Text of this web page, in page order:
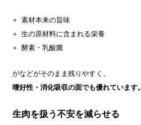
素材本来の旨味
生の原材料に含まれる栄養
酵素・乳酸菌
がなどがそのまま残りやすく、
嗜好性・消化吸収の面でも優れています。
生肉を扱う不安を減らせる